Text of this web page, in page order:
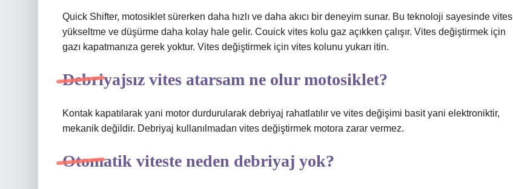
Quick Shifter, motosiklet sürerken daha hızlı ve daha akıcı bir deneyim sunar. Bu teknoloji sayesinde vites
yükseltme ve düşürme daha kolay hale gelir. Couick vites kolu gaz açıkken çalışır. Vites değiştirmek için
gazı kapatmanıza gerek yoktur. Vites değiştirmek için vites kolunu yukarı itin.
Debriyajsız vites atarsam ne olur motosiklet?
Kontak kapatılarak yani motor durdurularak debriyaj rahatlatılır ve vites değişimi basit yani elektroniktir,
mekanik değildir. Debriyaj kullanılmadan vites değiştirmek motora zarar vermez.
Otomatik viteste neden debriyaj yok?